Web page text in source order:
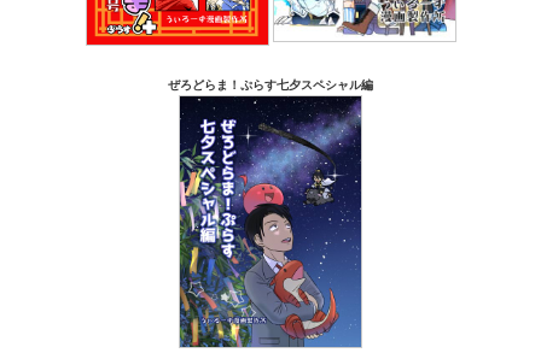
ぜろどらま！ぷらす七夕スペシャル編